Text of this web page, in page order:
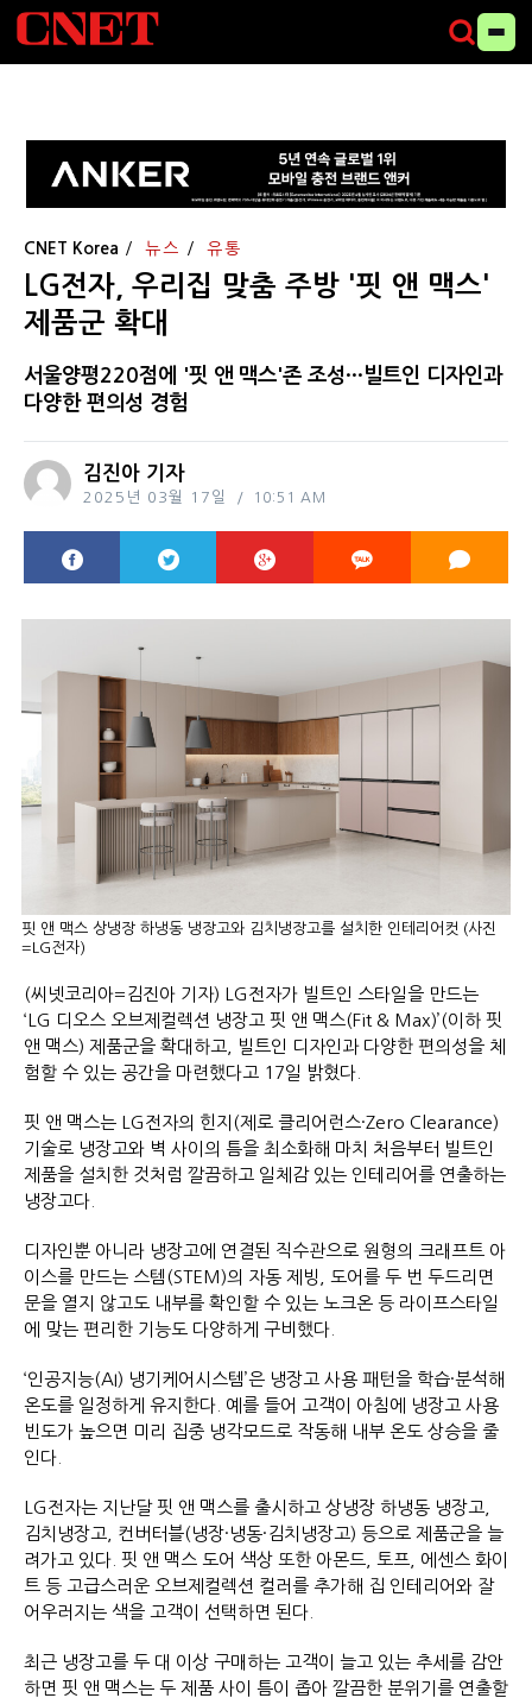
CNET Korea 뉴스 유통
LG전자, 우리집 맞춤 주방 '핏 앤 맥스'
제품군 확대
서울양평220점에 '핏 앤 맥스'존 조성···빌트인 디자인과
다양한 편의성 경험
김진아 기자
2025년 03월 17일 10:51 AM
핏 앤 맥스 상냉장 하냉동 냉장고와 김치냉장고를 설치한 인테리어컷 (사진
=LG전자)
(씨넷코리아=김진아 기자) LG전자가 빌트인 스타일을 만드는
‘LG 디오스 오브제컬렉션 냉장고 핏 앤 맥스(Fit & Max)’(이하 핏
앤 맥스) 제품군을 확대하고, 빌트인 디자인과 다양한 편의성을 체
험할 수 있는 공간을 마련했다고 17일 밝혔다.
핏 앤 맥스는 LG전자의 힌지(제로 클리어런스·Zero Clearance)
기술로 냉장고와 벽 사이의 틈을 최소화해 마치 처음부터 빌트인
제품을 설치한 것처럼 깔끔하고 일체감 있는 인테리어를 연출하는
냉장고다.
디자인뿐 아니라 냉장고에 연결된 직수관으로 원형의 크래프트 아
이스를 만드는 스템(STEM)의 자동 제빙, 도어를 두 번 두드리면
문을 열지 않고도 내부를 확인할 수 있는 노크온 등 라이프스타일
에 맞는 편리한 기능도 다양하게 구비했다.
‘인공지능(AI) 냉기케어시스템’은 냉장고 사용 패턴을 학습·분석해
온도를 일정하게 유지한다. 예를 들어 고객이 아침에 냉장고 사용
빈도가 높으면 미리 집중 냉각모드로 작동해 내부 온도 상승을 줄
인다.
LG전자는 지난달 핏 앤 맥스를 출시하고 상냉장 하냉동 냉장고,
김치냉장고, 컨버터블(냉장·냉동·김치냉장고) 등으로 제품군을 늘
려가고 있다. 핏 앤 맥스 도어 색상 또한 아몬드, 토프, 에센스 화이
트 등 고급스러운 오브제컬렉션 컬러를 추가해 집 인테리어와 잘
어우러지는 색을 고객이 선택하면 된다.
최근 냉장고를 두 대 이상 구매하는 고객이 늘고 있는 추세를 감안
하면 핏 앤 맥스는 두 제품 사이 틈이 좁아 깔끔한 분위기를 연출할